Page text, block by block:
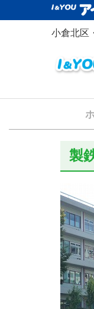
小倉北区
製